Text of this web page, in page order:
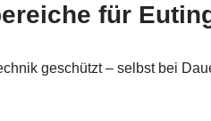
für
geschützt – selbst bei